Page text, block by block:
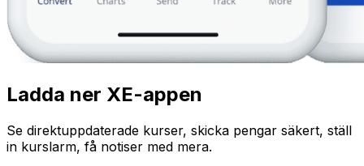
Ladda ner XE-appen
Se direktuppdaterade kurser, skicka pengar säkert, ställ
in kurslarm, få notiser med mera.